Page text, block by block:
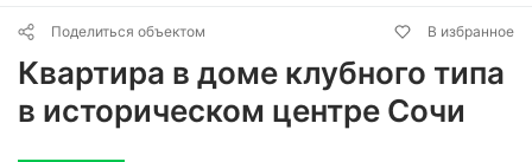
Поделиться объектом В избранное
Квартира в доме клубного типа
в историческом центре Сочи